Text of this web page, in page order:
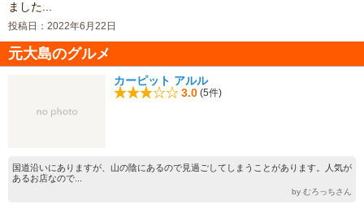
ました...
投稿日：2022年6月22日
元大島のグルメ
カーピット アルル
3.0 (5件)
国道沿いにありますが、山の陰にあるので見過ごしてしまうことがあります。人気が
あるお店なので...
by むろっちさん